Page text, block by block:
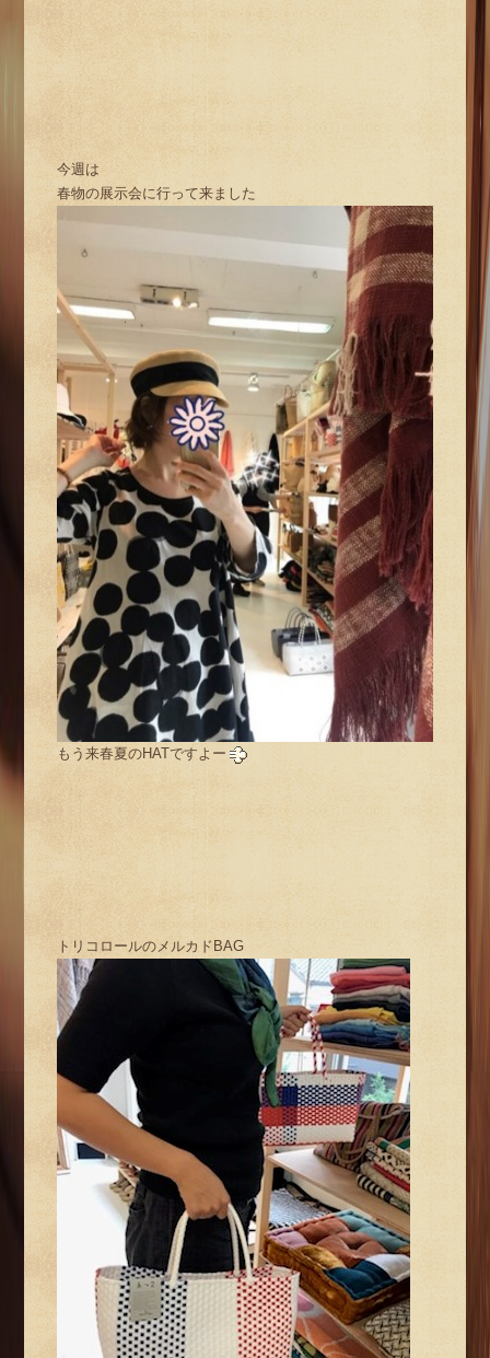
今週は
春物の展示会に行って来ました
もう来春夏のHATですよー
トリコロールのメルカドBAG